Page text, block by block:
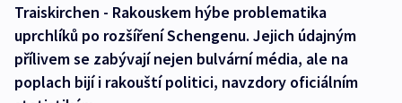
Traiskirchen - Rakouskem hýbe problematika
uprchlíků po rozšíření Schengenu. Jejich údajným
přílivem se zabývají nejen bulvární média, ale na
poplach bijí i rakouští politici, navzdory oficiálním